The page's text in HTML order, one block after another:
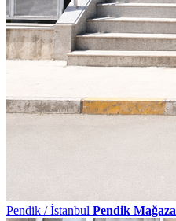
Pendik / İstanbul Pendik Mağaza